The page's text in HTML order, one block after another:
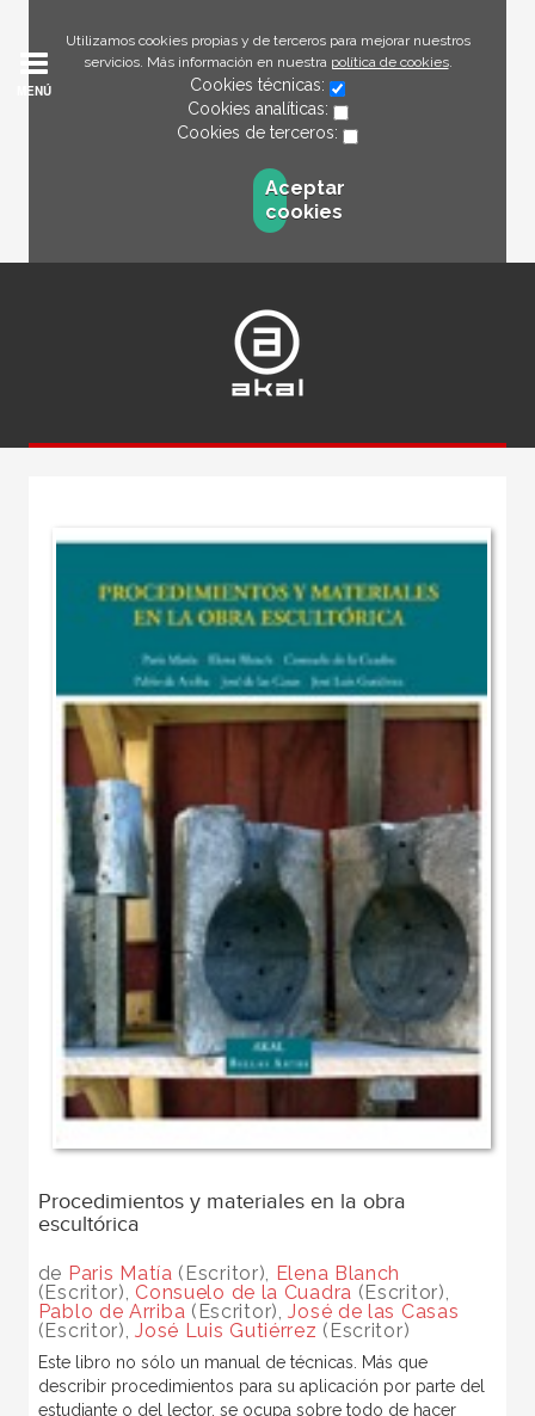
Utilizamos cookies propias y de terceros para mejorar nuestros
servicios. Más información en nuestra política de cookies.
Cookies técnicas:
Cookies analíticas:
Cookies de terceros:
Aceptar
cookies
MENÚ
Procedimientos y materiales en la obra
escultórica
de Paris Matía (Escritor), Elena Blanch
(Escritor), Consuelo de la Cuadra (Escritor),
Pablo de Arriba (Escritor),José de las Casas
(Escritor),José Luis Gutiérrez (Escritor)
Este libro no sólo un manual de técnicas. Más que
describir procedimientos para su aplicación por parte del
estudiante o del lector, se ocupa sobre todo de hacer